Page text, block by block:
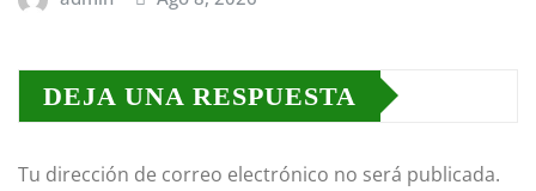
DEJA UNA RESPUESTA
Tu dirección de correo electrónico no será publicada.